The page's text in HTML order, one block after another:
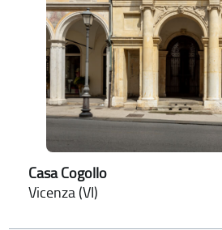
Casa Cogollo
Vicenza (VI)